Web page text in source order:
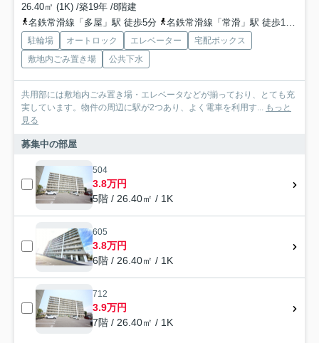
26.40㎡ (1K) /築19年 /8階建
名鉄常滑線「多屋」駅 徒歩5分
名鉄常滑線「常滑」駅 徒歩13分
駐輪場 オートロック エレベーター
宅配ボックス
敷地内ごみ置き場
公共下水
共用部には敷地内ごみ置き場・エレベータなどが揃っており、とても充
実しています。物件の周辺に駅が2つあり、よく電車を利用す...
もっと
見る
募集中の部屋
504
3.8万円
5階 / 26.40㎡ / 1K
605
3.8万円
6階 / 26.40㎡ / 1K
712
3.9万円
7階 / 26.40㎡ / 1K